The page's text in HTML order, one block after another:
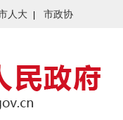
人大 市政协